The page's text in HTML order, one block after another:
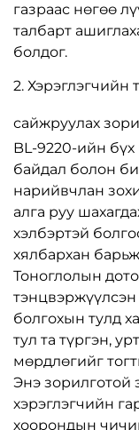
газраас нөгөө
талбарт
болдог.
2. Хэрэглэгчийн
сайжруулах
BL-9220-ийн
байдал болон
нарийвчлан
алга руу
хэлбэртэй
хялбархан
Тоноглолын
болгохын тулд
тул та түргэн,
мөрдлөгийг
Энэ зорилготой
хэрэглэгчийн
хоорондын